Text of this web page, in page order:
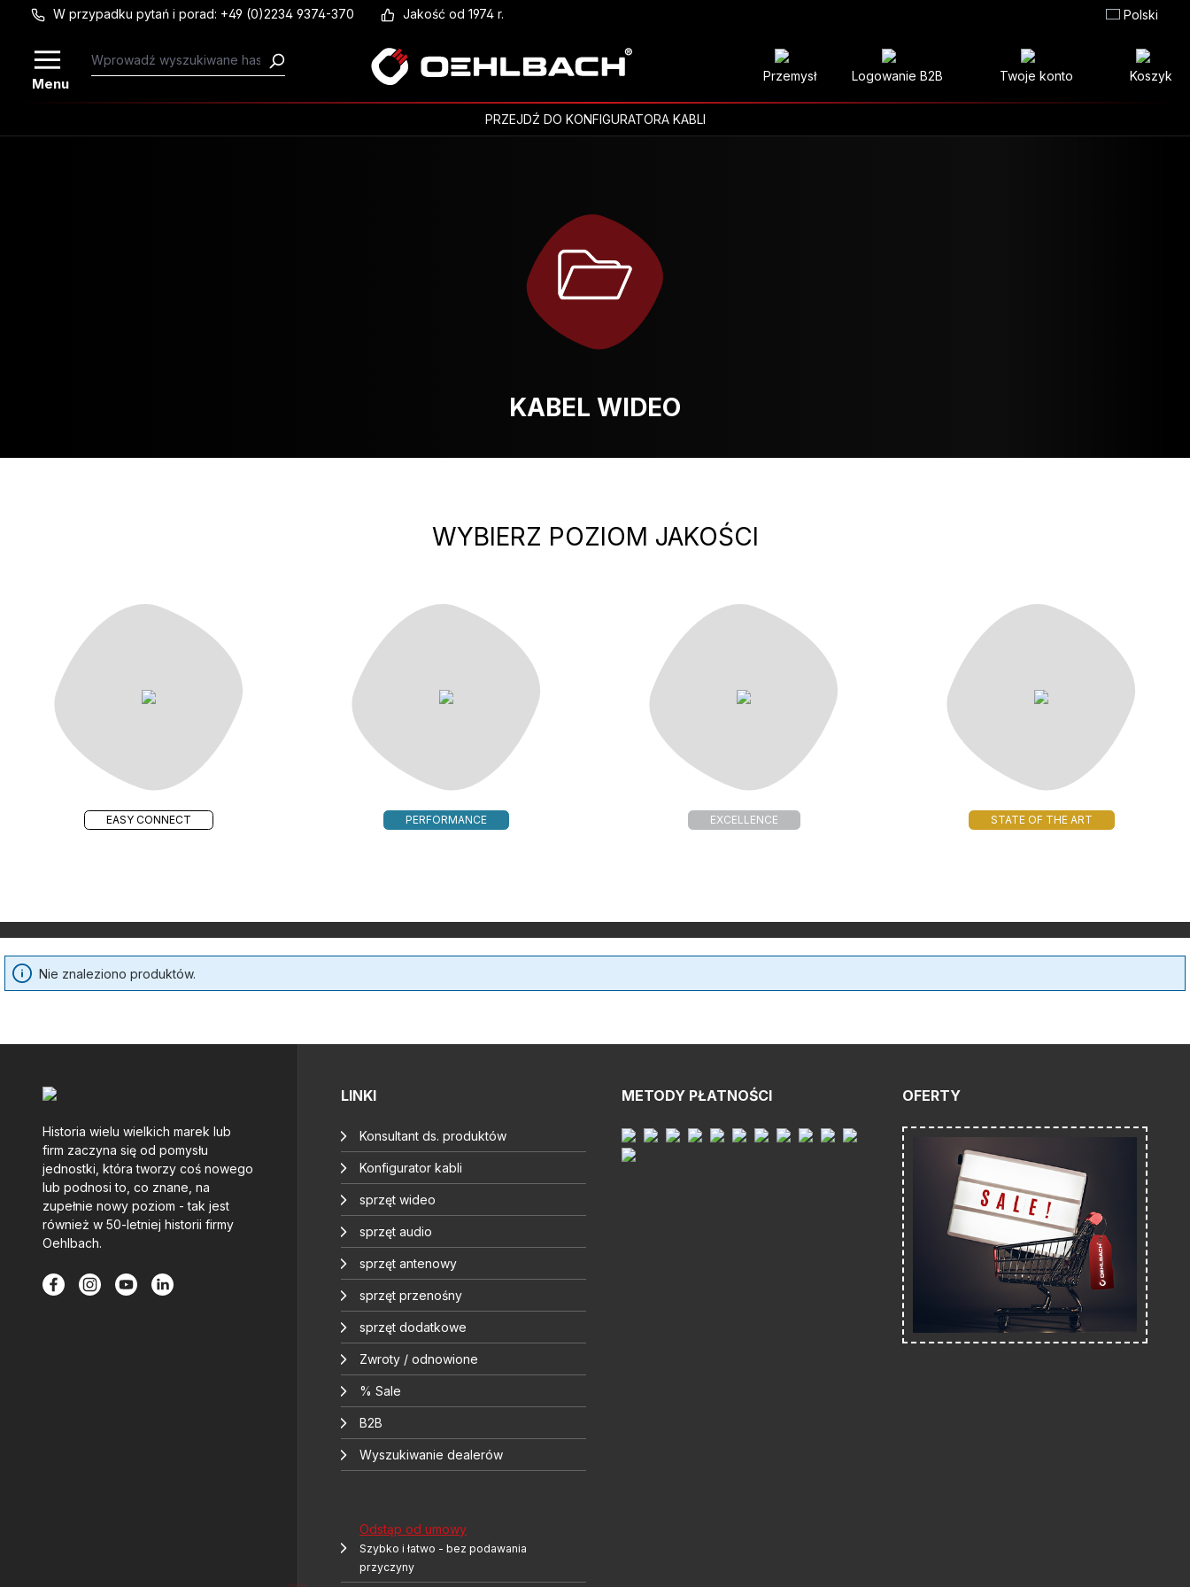
Przejdź do głównej zawartości
W przypadku pytań i porad: +49 (0)2234 9374-370 Jakość od 1974 r. Polski
Menu Przemysł Logowanie B2B Twoje konto Koszyk
PRZEJDŹ DO KONFIGURATORA KABLI
KABEL WIDEO
WYBIERZ POZIOM JAKOŚCI
EASY CONNECT PERFORMANCE EXCELLENCE STATE OF THE ART
Nie znaleziono produktów.
Historia wielu wielkich marek lub
firm zaczyna się od pomysłu
jednostki, która tworzy coś nowego
lub podnosi to, co znane, na
zupełnie nowy poziom - tak jest
również w 50-letniej historii firmy
Oehlbach.
LINKI
Konsultant ds. produktów
Konfigurator kabli
sprzęt wideo
sprzęt audio
sprzęt antenowy
sprzęt przenośny
sprzęt dodatkowe
Zwroty / odnowione
% Sale
B2B
Wyszukiwanie dealerów
Odstąp od umowy
Szybko i łatwo - bez podawania
przyczyny
METODY PŁATNOŚCI OFERTY